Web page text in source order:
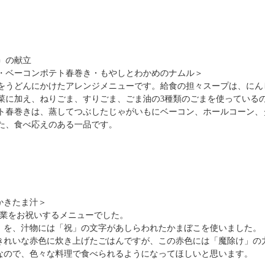
の献立
ベーコンポテト春巻き・もやしとわかめのナムル＞
うどんにかけたアレンジメニューです。給食の担々スープは、に
に加え、ねりごま、すりごま、ごま油の3種類のごまを使っている
春巻きは、蒸してつぶしたじゃがいもにベーコン、ホールコーン
、食べ応えのある一品です。
きたま汁＞
をお祝いするメニューでした。
、汁物には「祝」の文字があしらわれたかまぼこを使いました。
れいな赤色に炊き上げたごはんですが、この赤色には「魔除け」
で、色々な料理で食べられるようになってほしいと思います。